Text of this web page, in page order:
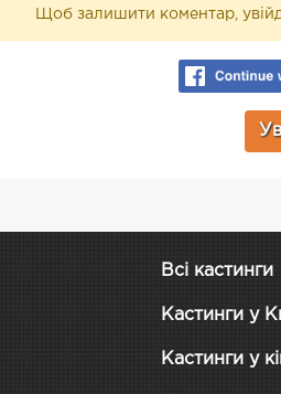
Щоб залишити коментар,
Всі кастинги
Кастинги у
Кастинги у